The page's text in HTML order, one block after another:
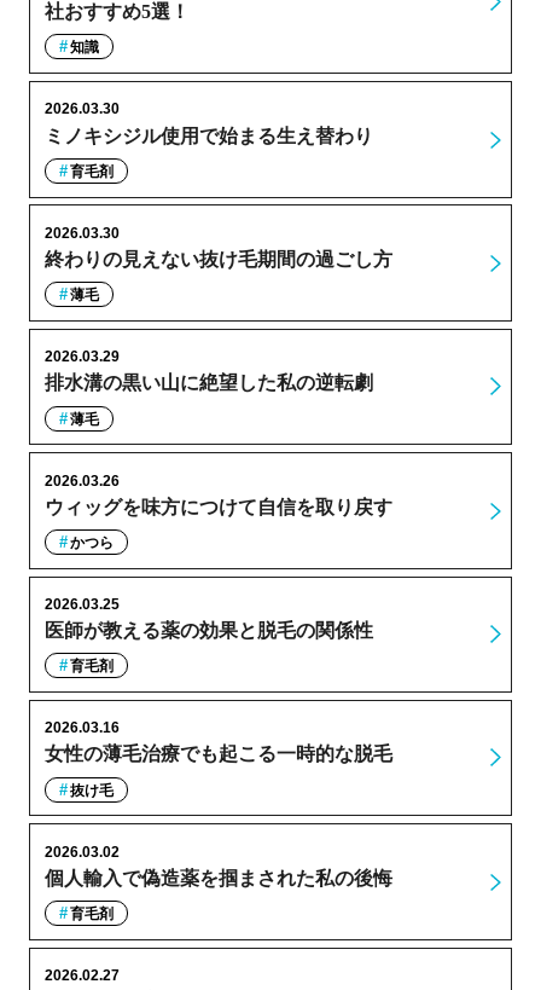
社おすすめ5選！
知識
ミノキシジル使用で始まる生え替わり
2026.03.30
育毛剤
終わりの見えない抜け毛期間の過ごし方
2026.03.30
薄毛
排水溝の黒い山に絶望した私の逆転劇
2026.03.29
薄毛
ウィッグを味方につけて自信を取り戻す
2026.03.26
かつら
医師が教える薬の効果と脱毛の関係性
2026.03.25
育毛剤
女性の薄毛治療でも起こる一時的な脱毛
2026.03.16
抜け毛
個人輸入で偽造薬を掴まされた私の後悔
2026.03.02
育毛剤
2026.02.27